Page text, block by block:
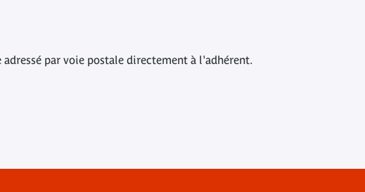
adressé par voie postale directement à l'adhérent.